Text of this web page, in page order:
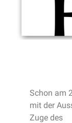
Schon am
mit der
Zuge des